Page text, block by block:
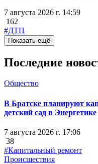
7 августа 2026 г. 14:59
162
#ДТП
Показать ещё
Последние
Общество
В Братске планируют
детский сад в Энергетике
7 августа 2026 г. 17:06
38
#Капитальный ремонт
Происшествия